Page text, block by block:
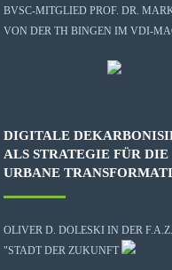
BVSC-MITGLIED PROF. DR.
VON DER TH BINGEN IM VDI-
DIGITALE
ALS STRATEGIE FÜR DIE
URBANE
OLIVER D. DOLESKI IN DER
"STADT DER ZUKUNFT